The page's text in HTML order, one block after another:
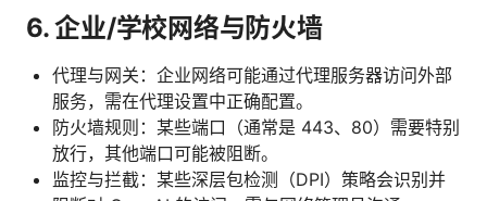
6. 企业/学校网络与防火墙
代理与网关：企业网络可能通过代理服务器访问外部
服务，需在代理设置中正确配置。
防火墙规则：某些端口（通常是 443、80）需要特别
放行，其他端口可能被阻断。
监控与拦截：某些深层包检测（DPI）策略会识别并